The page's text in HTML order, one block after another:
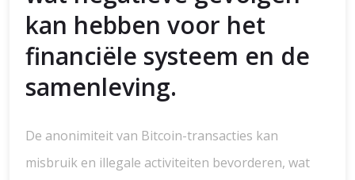
kan hebben voor het
financiële systeem en de
samenleving.
De anonimiteit van Bitcoin-transacties kan
misbruik en illegale activiteiten bevorderen, wat